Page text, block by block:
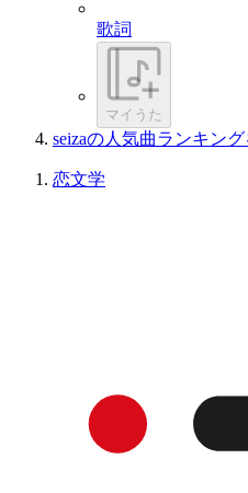
歌詞
マイうた
seizaの人気曲ランキン
恋文学